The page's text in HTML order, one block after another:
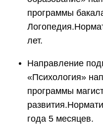
программы
лет.
Направление
«Психология»
программы
года 5 месяцев.